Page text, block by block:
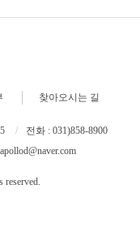
찾아오시는 길
전화 : 031)858-8900